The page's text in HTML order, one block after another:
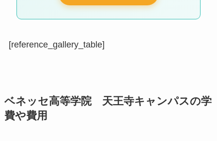
[reference_gallery_table]
ベネッセ高等学院 天王寺キャンパスの学
費や費用